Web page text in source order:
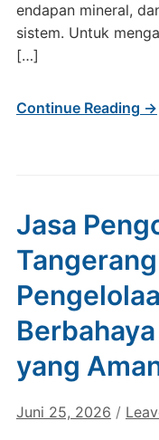
endapan mineral,
sistem. Untuk
[…]
Continue Reading →
Jasa
yang
Juni 25, 2026 /